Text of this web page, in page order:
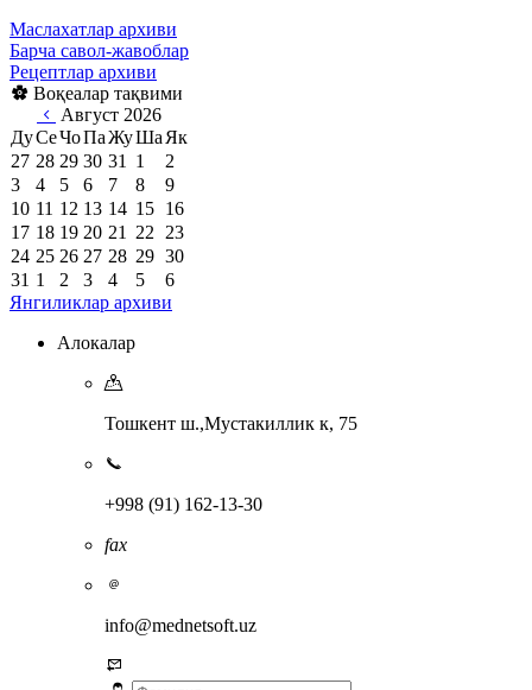
Маслахатлар архиви
Барча савол-жавоблар
Рецептлар архиви
Воқеалар тақвими
Август 2026
ДуСеЧоПаЖуШа Як
27 28 29 30 31 1
2
3
4 5 6 7 8
9
10 11 12 13 14 15 16
17 18 19 20 21 22
23
24 25 26 27 28 29 30
31 1 2 3 4 5
6
Янгиликлар архиви
Алокалар
Тошкент ш.,Мустакиллик к, 75
+998 (91) 162-13-30
fax
info@mednetsoft.uz